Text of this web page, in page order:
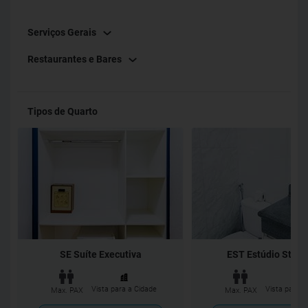
Serviços Gerais
Restaurantes e Bares
Tipos de Quarto
SE Suíte Executiva
Max. PAX Vista para a Cidade
EST Estúdio
Max. PAX Vista para a